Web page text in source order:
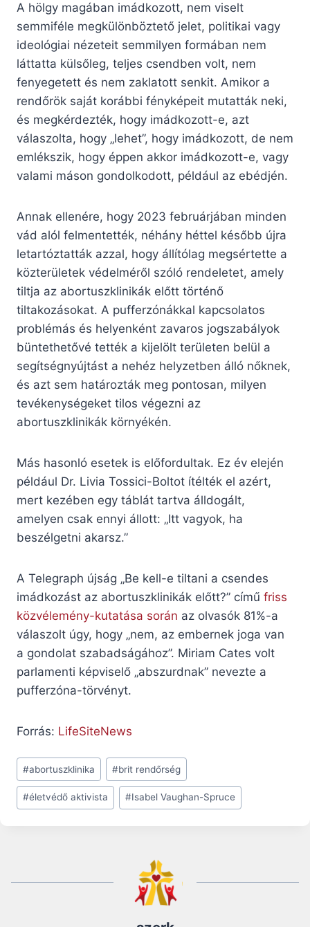
A hölgy magában imádkozott, nem viselt
semmiféle megkülönböztető jelet, politikai vagy
ideológiai nézeteit semmilyen formában nem
láttatta külsőleg, teljes csendben volt, nem
fenyegetett és nem zaklatott senkit. Amikor a
rendőrök saját korábbi fényképeit mutatták neki,
és megkérdezték, hogy imádkozott-e, azt
válaszolta, hogy „lehet”, hogy imádkozott, de nem
emlékszik, hogy éppen akkor imádkozott-e, vagy
valami máson gondolkodott, például az ebédjén.
Annak ellenére, hogy 2023 februárjában minden
vád alól felmentették, néhány héttel később újra
letartóztatták azzal, hogy állítólag megsértette a
közterületek védelméről szóló rendeletet, amely
tiltja az abortuszklinikák előtt történő
tiltakozásokat. A pufferzónákkal kapcsolatos
problémás és helyenként zavaros jogszabályok
büntethetővé tették a kijelölt területen belül a
segítségnyújtást a nehéz helyzetben álló nőknek,
és azt sem határozták meg pontosan, milyen
tevékenységeket tilos végezni az
abortuszklinikák környékén.
Más hasonló esetek is előfordultak. Ez év elején
például Dr. Livia Tossici-Boltot ítélték el azért,
mert kezében egy táblát tartva álldogált,
amelyen csak ennyi állott: „Itt vagyok, ha
beszélgetni akarsz.”
A Telegraph újság „Be kell-e tiltani a csendes
imádkozást az abortuszklinikák előtt?” című friss
közvélemény-kutatása során az olvasók 81%-a
válaszolt úgy, hogy „nem, az embernek joga van
a gondolat szabadságához”. Miriam Cates volt
parlamenti képviselő „abszurdnak” nevezte a
pufferzóna-törvényt.
Forrás: LifeSiteNews
Post
Tags:
#abortuszklinika #brit rendőrség
#életvédő aktivista #Isabel Vaughan-Spruce